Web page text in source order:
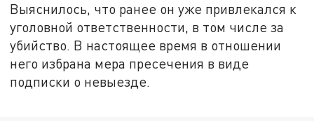
Выяснилось, что ранее он уже привлекался к
уголовной ответственности, в том числе за
убийство. В настоящее время в отношении
него избрана мера пресечения в виде
подписки о невыезде.